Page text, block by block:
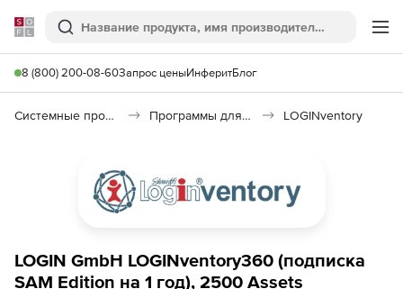
Softline
Поиск
8 (800) 200-08-60Запрос ценыИнферитБлог
Системные программы Программы для настройки системы LOGINventory
LOGIN GmbH LOGINventory360 (подписка
SAM Edition на 1 год), 2500 Assets